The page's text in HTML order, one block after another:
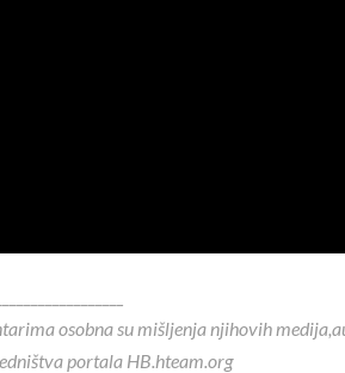
osobna su mišljenja njihovih
portala HB.hteam.org